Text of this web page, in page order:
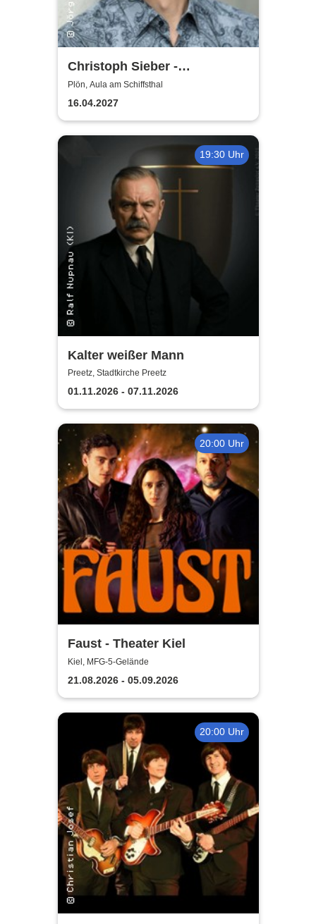
Christoph Sieber -
Weitermachen!
Plön, Aula am Schiffsthal
16.04.2027
19:30 Uhr
Kalter weißer Mann
Preetz, Stadtkirche Preetz
01.11.2026 - 07.11.2026
20:00 Uhr
Faust - Theater Kiel
Kiel, MFG-5-Gelände
21.08.2026 - 05.09.2026
20:00 Uhr